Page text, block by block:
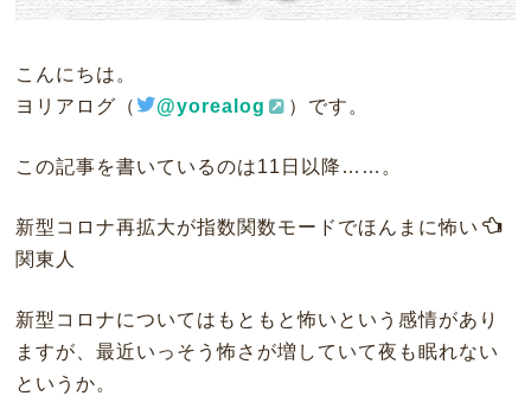
こんにちは。
ヨリアログ（
@yorealog ）です。
この記事を書いているのは11日以降……。
新型コロナ再拡大が指数関数モードでほんまに怖い
関東人
新型コロナについてはもともと怖いという感情があり
ますが、最近いっそう怖さが増していて夜も眠れない
というか。